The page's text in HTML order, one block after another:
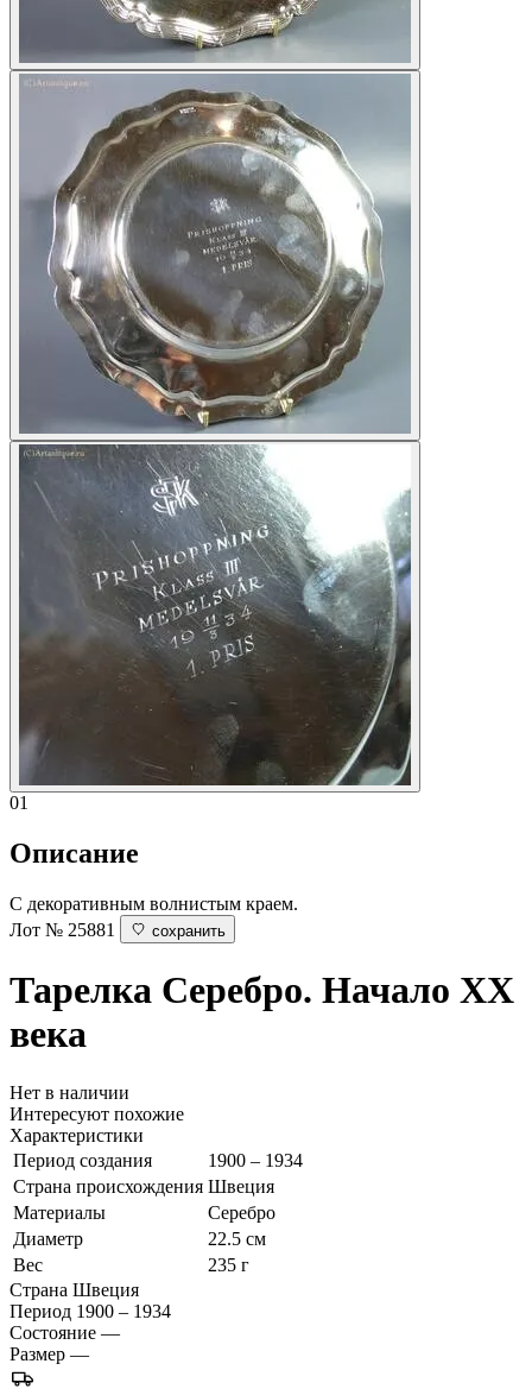
01
Описание
С декоративным волнистым краем.
Лот № 25881
сохранить
Тарелка Серебро. Начало ХХ
века
Нет в наличии
Интересуют похожие
Характеристики
Период создания
1900 – 1934
Страна происхождения Швеция
Материалы
Серебро
Диаметр
22.5 см
Вес
235 г
Страна Швеция
Период 1900 – 1934
Состояние —
Размер —